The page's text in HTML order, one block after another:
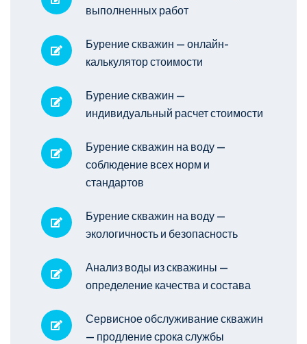
выполненных работ
Бурение скважин — онлайн-
калькулятор стоимости
Бурение скважин —
индивидуальный расчет стоимости
Бурение скважин на воду —
соблюдение всех норм и
стандартов
Бурение скважин на воду —
экологичность и безопасность
Анализ воды из скважины —
определение качества и состава
Сервисное обслуживание скважин
— продление срока службы